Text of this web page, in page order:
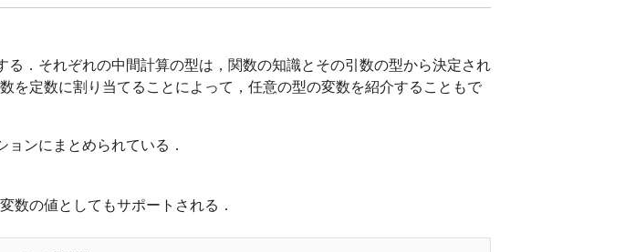
．それぞれの中間計算の型は，関数の知識とその引数の型から決定され
を定数に割り当てることによって，任意の型の変数を紹介することもで
ンにまとめられている．
数の値としてもサポートされる．